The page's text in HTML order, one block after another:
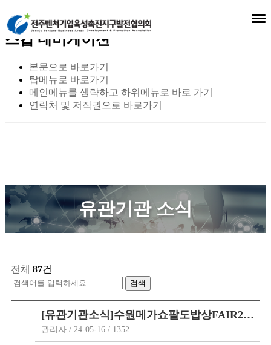
스킵 네비게이션
본문으로 바로가기
탑메뉴로 바로가기
메인메뉴를 생략하고 하위메뉴로 바로 가기
연락처 및 저작권으로 바로가기
유관기관 소식
전체 87건
[유관기관소식]수원메가쇼팔도밥상FAIR2024청년식품창업기업참여모집공고
관리자 / 24-05-16 / 1352